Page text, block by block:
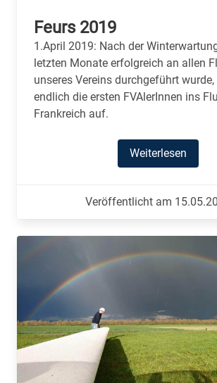
Feurs 2019
1.April 2019: Nach der
letzten Monate erfolgreich an allen
unseres Vereins durchgeführt
endlich die ersten FVAlerInnen ins
Frankreich auf.
Weiterlesen
Veröffentlicht am